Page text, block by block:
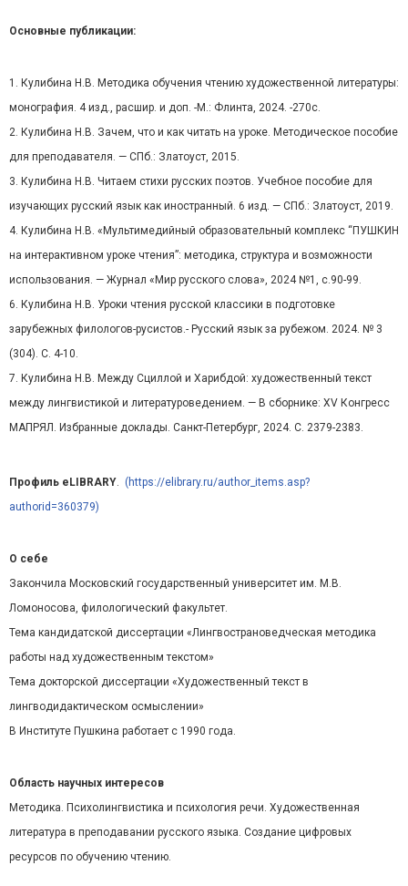
Основные публикации:
1. Кулибина Н.В. Методика обучения чтению художественной литературы:
монография. 4 изд., расшир. и доп. -М.: Флинта, 2024. -270с.
2. Кулибина Н.В. Зачем, что и как читать на уроке. Методическое пособие
для преподавателя. — СПб.: Златоуст, 2015.
3. Кулибина Н.В. Читаем стихи русских поэтов. Учебное пособие для
изучающих русский язык как иностранный. 6 изд. — СПб.: Златоуст, 2019.
4. Кулибина Н.В. «Мультимедийный образовательный комплекс “ПУШКИН
на интерактивном уроке чтения”: методика, структура и возможности
использования. — Журнал «Мир русского слова», 2024 №1, с.90-99.
6. Кулибина Н.В. Уроки чтения русской классики в подготовке
зарубежных филологов-русистов.- Русский язык за рубежом. 2024. № 3
(304). С. 4-10.
7. Кулибина Н.В. Между Сциллой и Харибдой: художественный текст
между лингвистикой и литературоведением. — В сборнике: XV Конгресс
МАПРЯЛ. Избранные доклады. Санкт-Петербург, 2024. С. 2379-2383.
Профиль eLIBRARY. (https://elibrary.ru/author_items.asp?
authorid=360379)
О себе
Закончила Московский государственный университет им. М.В.
Ломоносова, филологический факультет.
Тема кандидатской диссертации «Лингвострановедческая методика
работы над художественным текстом»
Тема докторской диссертации «Художественный текст в
лингводидактическом осмыслении»
В Институте Пушкина работает с 1990 года.
Область научных интересов
Методика. Психолингвистика и психология речи. Художественная
литература в преподавании русского языка. Создание цифровых
ресурсов по обучению чтению.